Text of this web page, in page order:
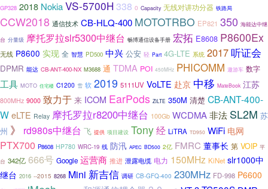
GP328 2018 NokiaVS-5700H 338 0 Capacity 无线对讲功分器 铁路局
CCW2018 通信技术 CB-HLQ-400 MOTOTRBO EP821 350 海能达中继
台 分量级 摩托罗拉slr5300中继台 畅博通信设备手册 宏拓 E8608 P8600Ex
无线 P8600 实现 全 智慧 PD500 中兴 公安 轻 Part 4G-LTE 系统 2017听证会
DPMR 能达 CB-ANT-400-NX M3688 通 TDMA POI 450MHz PHICOMM 遨游车 数字
工具 MOTO 住宅楼 C1200 雪 软 2019 5111UV VoLTE 赴京 中移 MateBook 江苏
800MHz 9000 致力于 来 ICOM EarPods ZiLTE 350M 清楚 CB-ANT-400-
WeLTE Relay 摩托罗拉r8200中继台 100Gb WCDMA非法 SL2M 苏
州 》 rd980s中继台 飞 提供 项目建设 Tony经 LiTRA TD950 WiFi 电网
PTX700 P8608 HP780 WRC-19 线 防汛 APEC BD500 2亿 FMRC 董事长 第 VOIP 平
台 342亿 666号 Google 运营商 推进 泄露电缆 电力 150MHz KiNet slr1000中
继台 2016 --2015 8268 Mini 新吉信 调研 CB-GFQ-400 230MHz FD-998 P6600